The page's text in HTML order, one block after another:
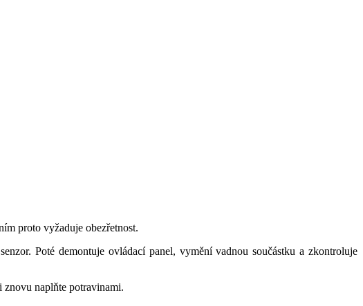
proto vyžaduje obezřetnost.
Poté demontuje ovládací panel, vymění vadnou součástku a zkontroluje
znovu naplňte potravinami.